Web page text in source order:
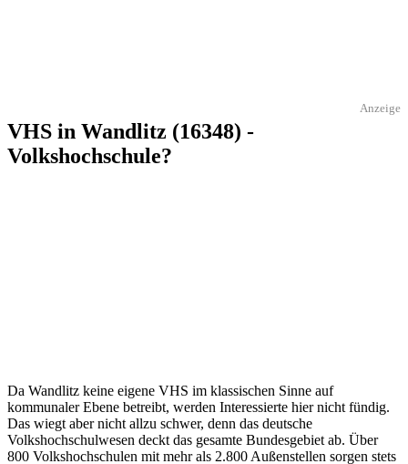
Anzeige
VHS in Wandlitz (16348) -
Volkshochschule?
Da Wandlitz keine eigene VHS im klassischen Sinne auf
kommunaler Ebene betreibt, werden Interessierte hier nicht fündig.
Das wiegt aber nicht allzu schwer, denn das deutsche
Volkshochschulwesen deckt das gesamte Bundesgebiet ab. Über
800 Volkshochschulen mit mehr als 2.800 Außenstellen sorgen stets